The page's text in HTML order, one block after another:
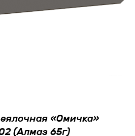
«Омичка»
(Алмаз 65г)